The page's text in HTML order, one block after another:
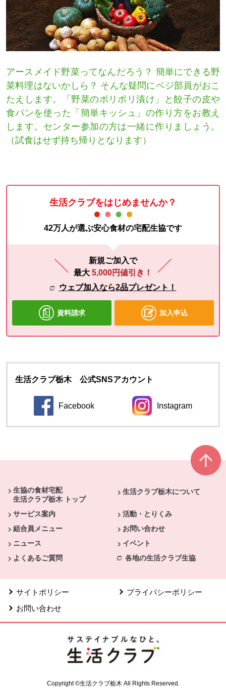
アースメイド野菜ってなんだろう？ 簡単にできる野
菜料理はないかしら？ そんな疑問にベジ部員がおこ
たえします。「野菜のポリポリ漬け」と餃子の皮や
食パンを使った「簡単キッシュ」の作り方をお教え
します。センター参加の方は一緒に作りましょう。
（試食はせず持ち帰りとなります）
生活クラブをはじめませんか？
42万人が選ぶ安心食材の宅配生協です
新規ご加入で
最大 5,000円値引き！
ウェブ加入なら2品プレゼント！
資料請求 加入申込
生活クラブ栃木 公式SNSアカウント
Facebook
別のウィンドウで開きます。
Instagram
別のウィンドウ
生協の食材宅配
生活クラブ栃木 トップ
生活クラブ栃木について
サービス案内
活動・とりくみ
組合員メニュー
お問い合わせ
ニュース
イベント
よくあるご質問
各地の生活クラブ生協
サイトポリシー
プライバシーポリシー
お問い合わせ
Copyright ©生活クラブ栃木 All Rights Reserved.